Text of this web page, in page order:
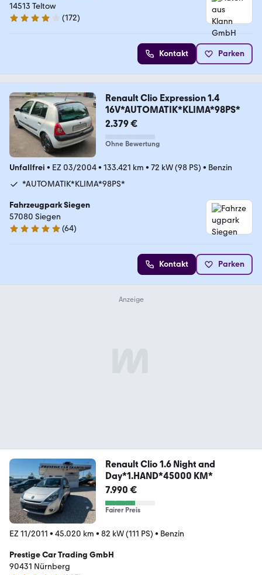
14513 Teltow
4 Sterne
(172)
Kontakt Parken
Renault Clio Expression 1.4
16V*AUTOMATIK*KLIMA*98PS*
2.379 €
Ohne Bewertung
Unfallfrei • EZ 03/2004• 133.421 km • 72 kW (98 PS) • Benzin
*AUTOMATIK*KLIMA*98PS*
Fahrzeugpark Siegen
57080 Siegen
5 Sterne
(64)
Kontakt Parken
Renault Clio 1.6 Night and
Day*1.HAND*45000 KM*
7.990 €
Fairer Preis
EZ 11/2011 • 45.020 km • 82 kW (111 PS) • Benzin
Prestige Car Trading GmbH
90431 Nürnberg